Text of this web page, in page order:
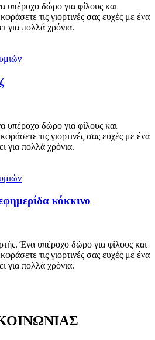
υπέροχο δώρο για φίλους και
τις γιορτινές σας ευχές με ένα
για πολλά χρόνια.
υπέροχο δώρο για φίλους και
τις γιορτινές σας ευχές με ένα
για πολλά χρόνια.
κόκκινο
Ένα υπέροχο δώρο για φίλους και
τις γιορτινές σας ευχές με ένα
για πολλά χρόνια.